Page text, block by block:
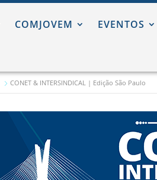
COMJOVEM EVENTOS
CONET & INTERSINDICAL | Edição São Paulo